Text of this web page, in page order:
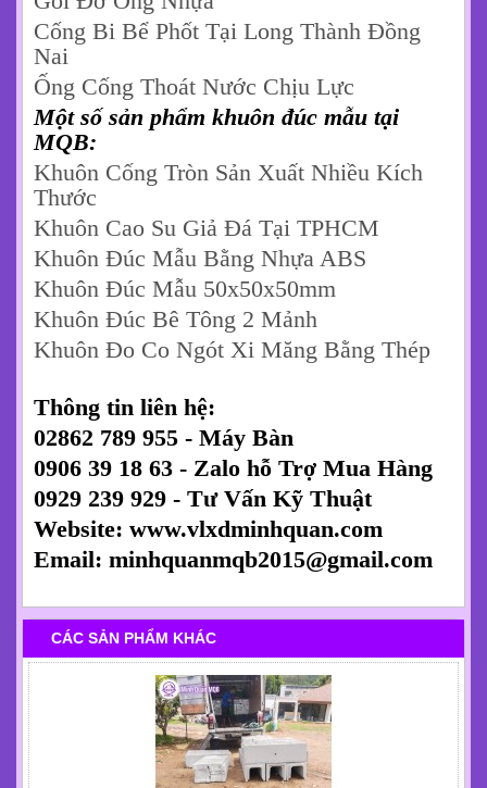
mọi dự án lớn.
Hãy liên hệ ngay với chúng tôi để nhận
được báo giá cạnh tranh nhất và những tư
vấn chi tiết nhất. Đừng để hệ thống thoát
nước trở thành điểm yếu trong công trình
hoàn hảo của bạn!
Một số sản phẩm cấu kiện bê tông đúc
sẵn tại MQB:
Bó Vỉa Hè bê Tông Đúc Sẵn
Tấm Đan Bê Tông Đúc Sẵn Lát Lối Đi
Quán Cafe
Trụ Bê Tông Trồng Thanh Long
Gối Đỡ Ống Nhựa
Cống Bi Bể Phốt Tại Long Thành Đồng
Nai
Ống Cống Thoát Nước Chịu Lực
Một số sản phẩm khuôn đúc mẫu tại
MQB:
Khuôn Cống Tròn Sản Xuất Nhiều Kích
Khuôn Cao Su Giả Đá Tại TPHCM
Khuôn Đúc Mẫu Bằng Nhựa ABS
Khuôn Đúc Mẫu 50x50x50mm
Khuôn Đúc Bê Tông 2 Mảnh
Khuôn Đo Co Ngót Xi Măng Bằng Thép